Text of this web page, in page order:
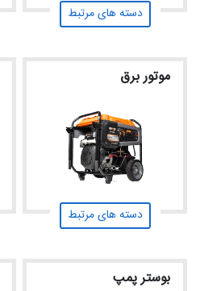
دسته های مرتبط
موتور برق
دسته های مرتبط
بوستر پمپ